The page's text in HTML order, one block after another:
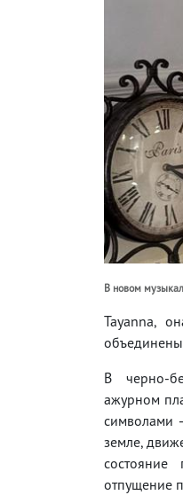
В новом
Tayanna,
объединены
В черно-
ажурном
символами
земле,
отпущение